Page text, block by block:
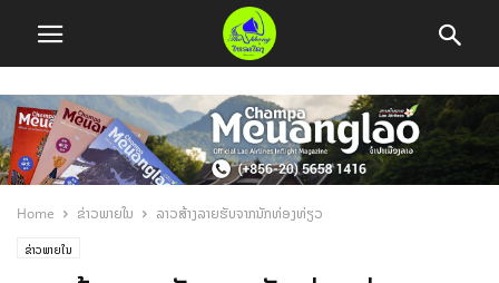
Home ຂ່າວພາຍໃນ ລາວສ້າງລາຍຮັບຈາກນັກທ່ອງທ່ຽວ
ຂ່າວພາຍໃນ